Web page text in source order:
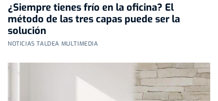
¿Siempre tienes frío en la oficina? El
método de las tres capas puede ser la
solución
NOTICIAS TALDEA MULTIMEDIA